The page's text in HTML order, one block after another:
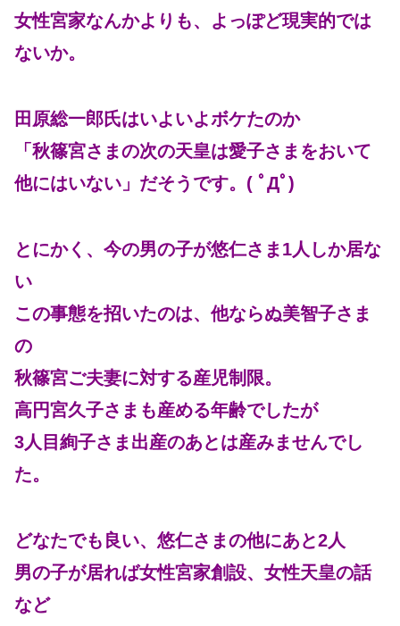
女性宮家なんかよりも、よっぽど現実的では
ないか。
田原総一郎氏はいよいよボケたのか
「秋篠宮さまの次の天皇は愛子さまをおいて
他にはいない」だそうです。( ﾟДﾟ)
とにかく、今の男の子が悠仁さま1人しか居な
い
この事態を招いたのは、他ならぬ美智子さま
の
秋篠宮ご夫妻に対する産児制限。
高円宮久子さまも産める年齢でしたが
3人目絢子さま出産のあとは産みませんでし
た。
どなたでも良い、悠仁さまの他にあと2人
男の子が居れば女性宮家創設、女性天皇の話
など